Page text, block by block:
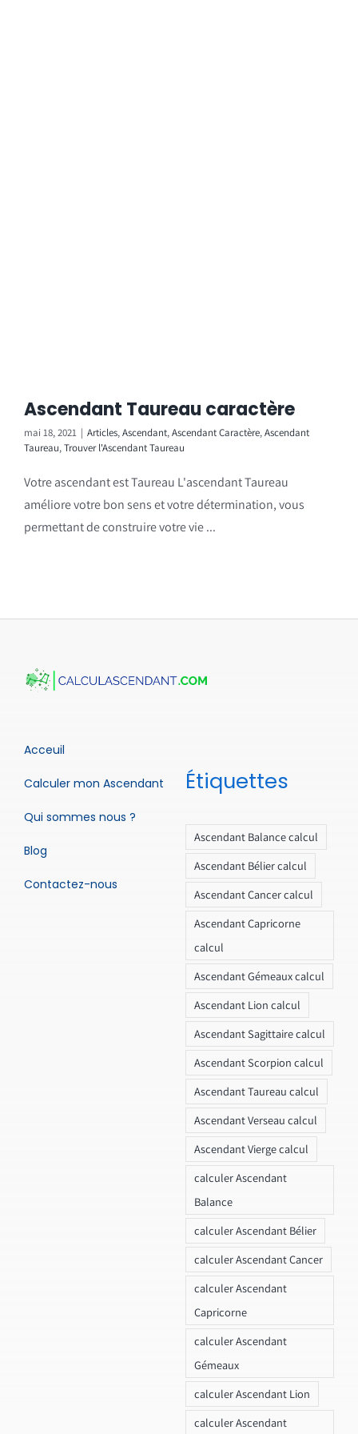
Ascendant Taureau caractère
mai 18, 2021 | Articles,Ascendant,Ascendant Caractère,Ascendant
Taureau,Trouver l'Ascendant Taureau
Votre ascendant est Taureau L'ascendant Taureau
améliore votre bon sens et votre détermination, vous
permettant de construire votre vie ...
Acceuil
Calculer mon Ascendant
Qui sommes nous ?
Blog
Contactez-nous
Étiquettes
Ascendant Balance calcul
Ascendant Bélier calcul
Ascendant Cancer calcul
Ascendant Capricorne
calcul
Ascendant Gémeaux calcul
Ascendant Lion calcul
Ascendant Sagittaire calcul
Ascendant Scorpion calcul
Ascendant Taureau calcul
Ascendant Verseau calcul
Ascendant Vierge calcul
calculer Ascendant
Balance
calculer Ascendant Bélier
calculer Ascendant Cancer
calculer Ascendant
Capricorne
calculer Ascendant
Gémeaux
calculer Ascendant Lion
calculer Ascendant